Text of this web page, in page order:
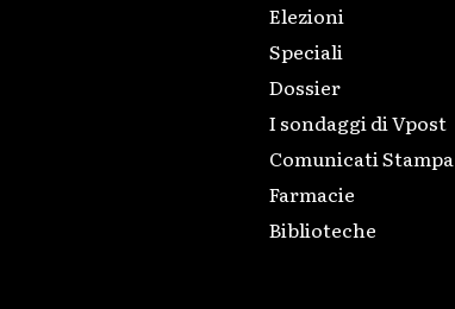
Elezioni
Speciali
Dossier
I sondaggi di Vpost
Comunicati Stampa
Farmacie
Biblioteche